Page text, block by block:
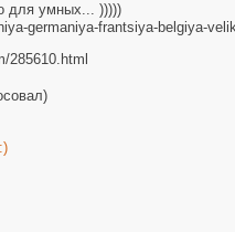
для умных... )))))
germaniya-frantsiya-belgiya-
285610.html